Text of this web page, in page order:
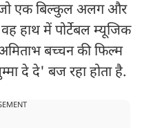
जो एक बिल्कुल अलग और
हाथ में पोर्टेबल म्यूजिक
बच्चन की फिल्म
दे दे' बज रहा होता है.